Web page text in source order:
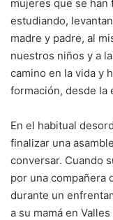
mujeres que se han
estudiando,
madre y padre, al
nuestros niños y a
camino en la vida y
formación, desde la
En el habitual
finalizar una
conversar. Cuando
por una compañera
durante un
a su mamá en